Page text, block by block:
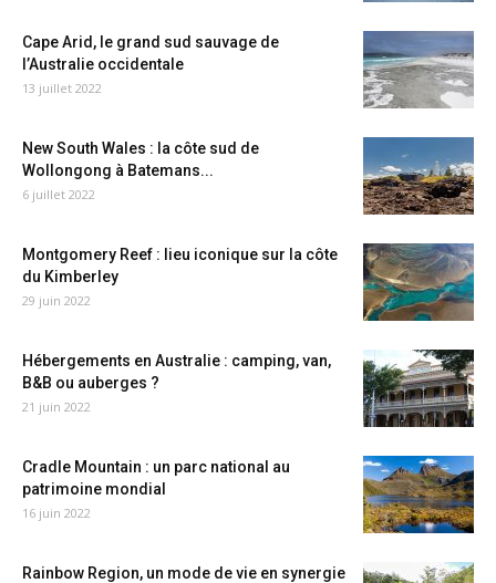
Cape Arid, le grand sud sauvage de
l’Australie occidentale
13 juillet 2022
New South Wales : la côte sud de
Wollongong à Batemans...
6 juillet 2022
Montgomery Reef : lieu iconique sur la côte
du Kimberley
29 juin 2022
Hébergements en Australie : camping, van,
B&B ou auberges ?
21 juin 2022
Cradle Mountain : un parc national au
patrimoine mondial
16 juin 2022
Rainbow Region, un mode de vie en synergie